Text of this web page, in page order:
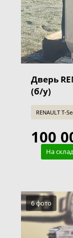
Дверь
(б/у)
RENAULT T-
100
На
6 фото